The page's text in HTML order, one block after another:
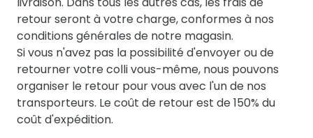
retour seront à votre charge, conformes à nos
conditions générales de notre magasin.
Si vous n'avez pas la possibilité d'envoyer ou de
retourner votre colli vous-même, nous pouvons
organiser le retour pour vous avec l'un de nos
transporteurs. Le coût de retour est de 150% du
coût d'expédition.